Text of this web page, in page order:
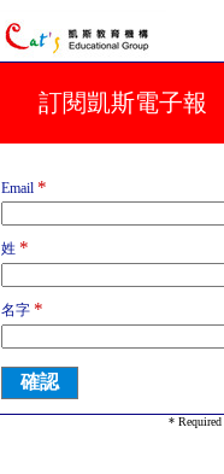
訂閱凱斯電子報
Email *
姓 *
名字 *
*